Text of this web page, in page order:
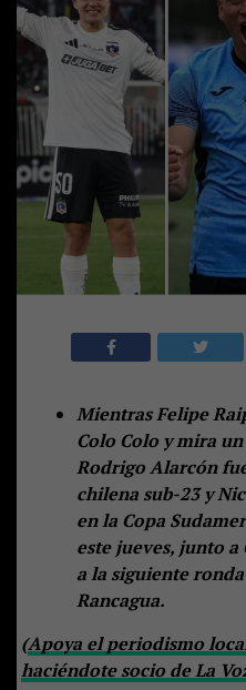
Mientras Felipe
Colo Colo y mira
Rodrigo Alarcón
chilena sub-23 y
en la Copa
este jueves, junto a
a la siguiente
Rancagua.
(Apoya el periodismo
haciéndote socio de La